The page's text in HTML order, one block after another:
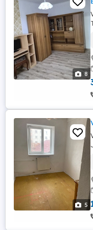
8
5